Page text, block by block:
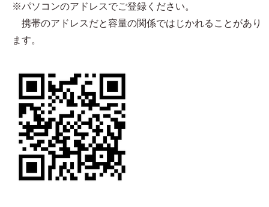
※パソコンのアドレスでご登録ください。
携帯のアドレスだと容量の関係ではじかれることがあり
ます。